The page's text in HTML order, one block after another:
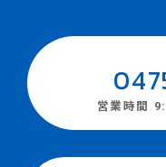
営業時間